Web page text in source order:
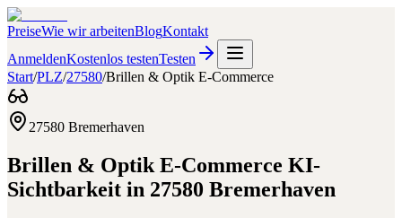
PreiseWie wir arbeitenBlogKontakt
AnmeldenKostenlos testenTesten
Start/PLZ/27580/Brillen & Optik E-Commerce
27580 Bremerhaven
Brillen & Optik E-Commerce KI-
Sichtbarkeit in 27580 Bremerhaven